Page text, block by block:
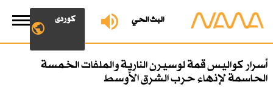
البث الحي کوردی
أسرار كواليس قمة لوسيرن النارية والملفات الخمسة
الحاسمة لإنهاء حرب الشرق الأوسط